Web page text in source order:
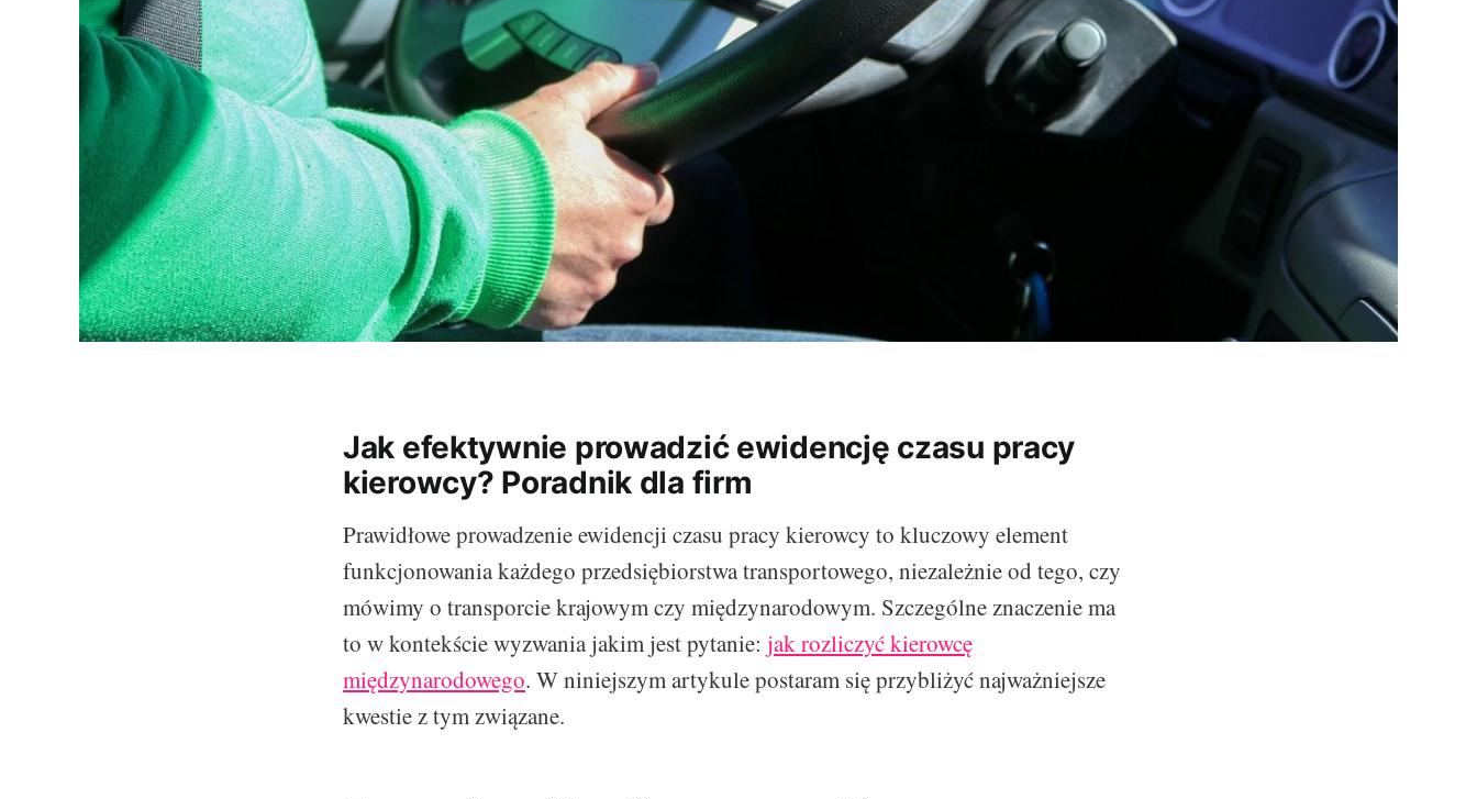
Jak efektywnie prowadzić ewidencję czasu pracy
kierowcy? Poradnik dla firm
Prawidłowe prowadzenie ewidencji czasu pracy kierowcy to kluczowy element
funkcjonowania każdego przedsiębiorstwa transportowego, niezależnie od tego, czy
mówimy o transporcie krajowym czy międzynarodowym. Szczególne znaczenie ma
to w kontekście wyzwania jakim jest pytanie: jak rozliczyć kierowcę
międzynarodowego. W niniejszym artykule postaram się przybliżyć najważniejsze
kwestie z tym związane.